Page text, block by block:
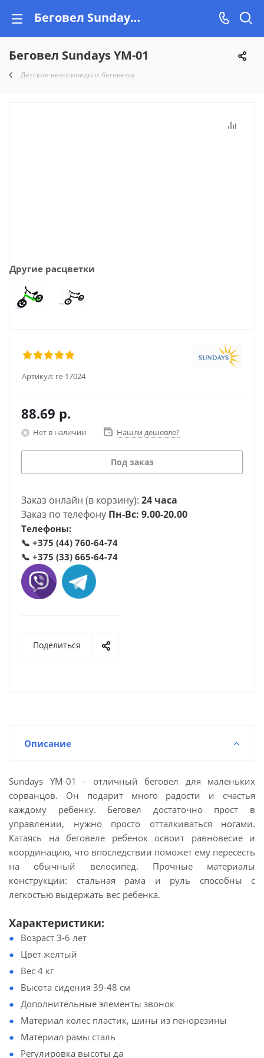
Беговел Sundays YM-01 купить недорого на Vishop!
Беговел Sundays YM-01
Детские велосипеды и беговелы
Другие расцветки
Артикул: re-17024
88.69 р.
Нет в наличии Нашли дешевле?
Под заказ
Заказ онлайн (в корзину): 24 часа
Заказ по телефону Пн-Вс: 9.00-20.00
Телефоны:
📞 +375 (44) 760-64-74
📞 +375 (33) 665-64-74
Поделиться
Описание
Sundays YM-01 - отличный беговел для маленьких
сорванцов. Он подарит много радости и счастья
каждому ребенку. Беговел достаточно прост в
управлении, нужно просто отталкиваться ногами.
Катаясь на беговеле ребенок освоит равновесие и
координацию, что впоследствии поможет ему пересесть
на обычный велосипед. Прочные материалы
конструкции: стальная рама и руль способны с
легкостью выдержать вес ребенка.
Характеристики:
Возраст 3-6 лет
Цвет желтый
Вес 4 кг
Высота сидения 39-48 см
Дополнительные элементы звонок
Материал колес пластик, шины из пенорезины
Материал рамы сталь
Регулировка высоты да